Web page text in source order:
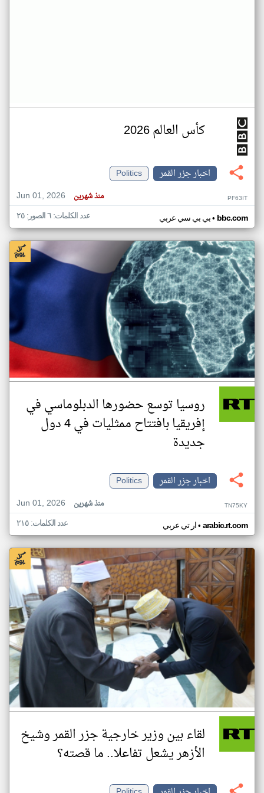
كأس العالم 2026
اخبار جزر القمر
Politics
Jun 01, 2026
منذ شهرين PF63IT
بي بي سي عربي• bbc.com عدد الكلمات: ٦ الصور: ٢٥
روسيا توسع حضورها الدبلوماسي في
إفريقيا بافتتاح ممثليات في 4 دول
جديدة
اخبار جزر القمر
Politics
Jun 01, 2026
منذ شهرين TN75KY
ار تي عربي• arabic.rt.com عدد الكلمات: ٢١٥
لقاء بين وزير خارجية جزر القمر وشيخ
الأزهر يشعل تفاعلا.. ما قصته؟